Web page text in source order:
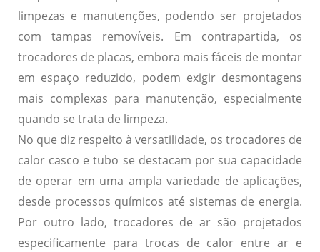
limpezas e manutenções, podendo ser projetados
com tampas removíveis. Em contrapartida, os
trocadores de placas, embora mais fáceis de montar
em espaço reduzido, podem exigir desmontagens
mais complexas para manutenção, especialmente
quando se trata de limpeza.
No que diz respeito à versatilidade, os trocadores de
calor casco e tubo se destacam por sua capacidade
de operar em uma ampla variedade de aplicações,
desde processos químicos até sistemas de energia.
Por outro lado, trocadores de ar são projetados
especificamente para trocas de calor entre ar e